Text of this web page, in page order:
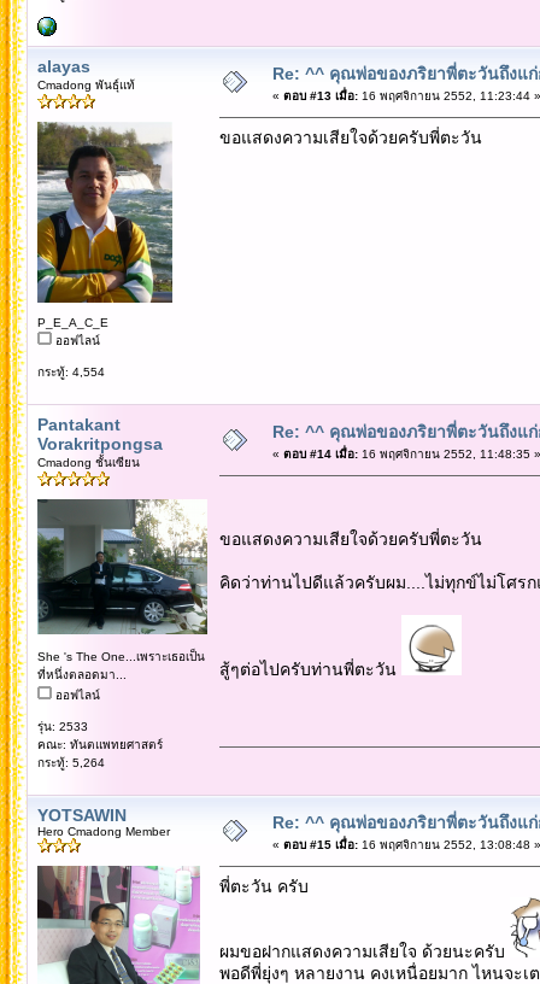
alayas
Cmadong พันธุ์แท้
P_E_A_C_E
ออฟไลน์
กระทู้: 4,554
Re: ^^ คุณพ่อของภริยาพี่ตะวันถึงแ
« ตอบ #13 เมื่อ:16 พฤศจิกายน 2552, 11:23:44 »
ขอแสดงความเสียใจด้วยครับพี่ตะวัน
Pantakant
Vorakritpongsa
Cmadong ชั้นเซียน
She 's The One...เพราะเธอเป็น
ที่หนึ่งตลอดมา...
ออฟไลน์
รุ่น: 2533
คณะ: ทันตแพทยศาสตร์
กระทู้: 5,264
Re: ^^ คุณพ่อของภริยาพี่ตะวันถึงแ
« ตอบ #14 เมื่อ:16 พฤศจิกายน 2552, 11:48:35 »
ขอแสดงความเสียใจด้วยครับพี่ตะวัน
คิดว่าท่านไปดีแล้วครับผม....ไม่ทุกข์ไม่โศร
สู้ๆต่อไปครับท่านพี่ตะวัน
YOTSAWIN
Hero Cmadong Member Re: ^^ คุณพ่อของภริยาพี่ตะวันถึงแ
« ตอบ #15 เมื่อ:16 พฤศจิกายน 2552, 13:08:48 »
พี่ตะวัน ครับ
ผมขอฝากแสดงความเสียใจ ด้วยนะครับ
พอดีพี่ยุ่งๆ หลายงาน คงเหนื่อยมาก ไหนจะเ